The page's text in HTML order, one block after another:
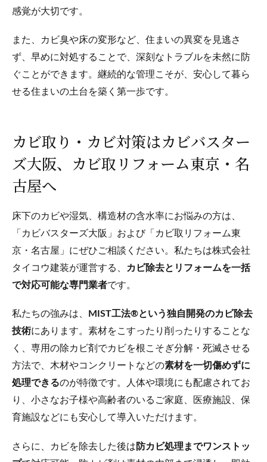
感覚が大切です。
また、カビ臭や床の変形など、住まいの異変を見逃さ
ず、早めに対処することで、深刻なトラブルを未然に防
ぐことができます。継続的な管理こそが、安心して暮ら
せる住まいの土台を築く第一歩です。
カビ取り・カビ対策はカビバスター
ズ大阪、カビ取リフォーム東京・名
古屋へ
床下のカビや湿気、構造材の含水率にお悩みの方は、
「カビバスターズ大阪」および「カビ取リフォーム東
京・名古屋」にぜひご相談ください。私たちは株式会社
タイコウ建装が運営する、
カビ除去とリフォームを一括
で対応可能な専門業者です。
私たちの強みは、
MIST工法®という独自開発のカビ除去
技術にあります。素材をこすったり削ったりすることな
く、専用の除カビ剤でカビを根こそぎ分解・死滅させる
方法で、木材やコンクリートなどの素材を一切傷めずに
処理できるのが特徴です。人体や環境にも配慮されてお
り、小さなお子様や高齢者のいるご家庭、医療施設、保
育施設などにも安心して導入いただけます。
さらに、カビを除去した後は 防カビ処理までワンストッ